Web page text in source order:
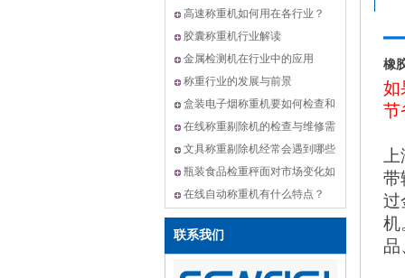
机,动态选别秤方案
高速称重机如何用在各行业？
胶囊称重机行业解读
金属检测机在行业中的应用
称重行业的发展与前景
盒装电子烟称重机要如何检查和
维修？
在线称重剔除机的检查与维修需
要怎么做？
文具称重剔除机经常会遇到哪些
问题？
瓶装食品检重秤面对市场变化如
何升级？
在线自动称重机有什么特点？
联系我们
橡
如
节
上
带
过
机